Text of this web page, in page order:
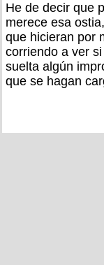
He de decir que
merece esa
que hicieran por
corriendo a ver
suelta algún
que se hagan